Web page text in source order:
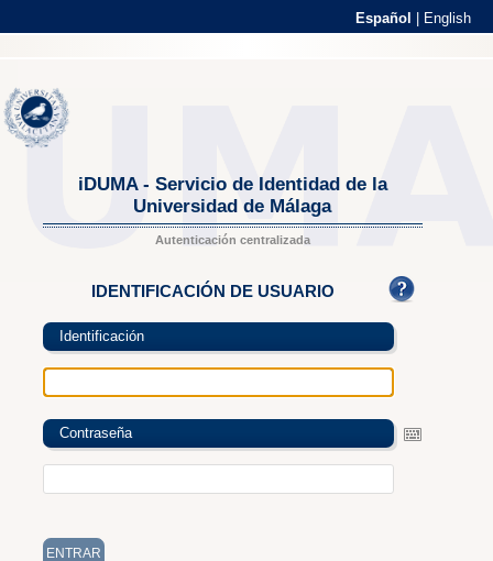
Español English
iDUMA - Servicio de Identidad de la
Universidad de Málaga
Autenticación centralizada
IDENTIFICACIÓN DE USUARIO
Identificación
Contraseña